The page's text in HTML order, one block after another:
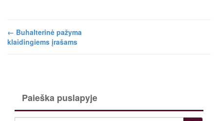
← Buhalterinė pažyma
klaidingiems įrašams
Paieška puslapyje